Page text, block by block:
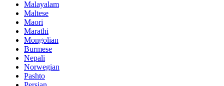
Malayalam
Maltese
Maori
Marathi
Mongolian
Burmese
Nepali
Norwegian
Pashto